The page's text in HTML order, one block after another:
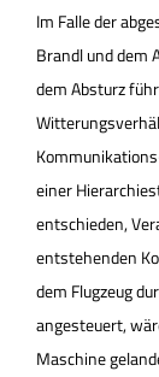
Im Falle der
Brandl und dem
dem Absturz
einer
entschieden,
entstehenden
dem Flugzeug
angesteuert,
Maschine